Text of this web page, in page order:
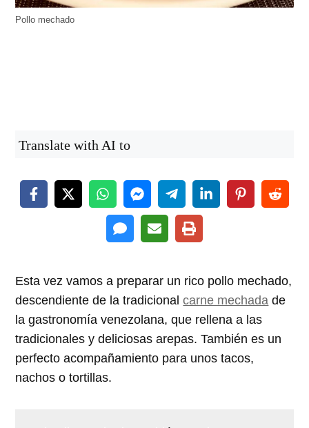
Pollo mechado
Translate with AI to
Esta vez vamos a preparar un rico pollo mechado,
descendiente de la tradicionalcarne mechada de
la gastronomía venezolana, que rellena a las
tradicionales y deliciosas arepas. También es un
perfecto acompañamiento para unos tacos,
nachos o tortillas.